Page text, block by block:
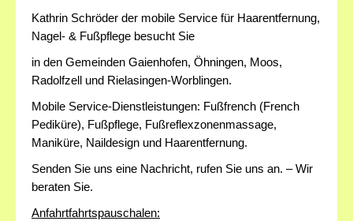
Kathrin Schröder der mobile Service für Haarentfernung,
Nagel- & Fußpflege besucht Sie
in den Gemeinden Gaienhofen, Öhningen, Moos,
Radolfzell und Rielasingen-Worblingen.
Mobile Service-Dienstleistungen: Fußfrench (French
Pediküre), Fußpflege, Fußreflexzonenmassage,
Maniküre, Naildesign und Haarentfernung.
Senden Sie uns eine Nachricht, rufen Sie uns an. – Wir
beraten Sie.
Anfahrtfahrtspauschalen: